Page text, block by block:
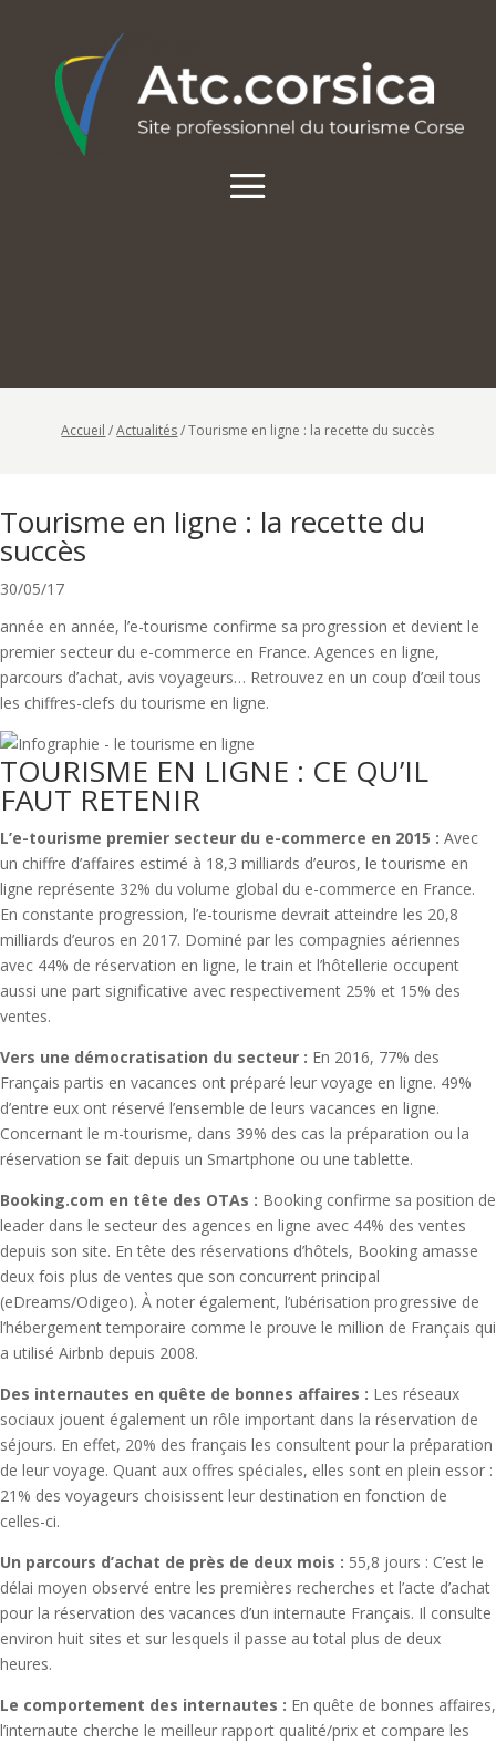
Accueil /Actualités/Tourisme en ligne : la recette du succès
Tourisme en ligne : la recette du
succès
30/05/17
année en année, l’e-tourisme confirme sa progression et devient le
premier secteur du e-commerce en France. Agences en ligne,
parcours d’achat, avis voyageurs… Retrouvez en un coup d’œil tous
les chiffres-clefs du tourisme en ligne.
TOURISME EN LIGNE : CE QU’IL
FAUT RETENIR
L’e-tourisme premier secteur du e-commerce en 2015 : Avec
un chiffre d’affaires estimé à 18,3 milliards d’euros, le tourisme en
ligne représente 32% du volume global du e-commerce en France.
En constante progression, l’e-tourisme devrait atteindre les 20,8
milliards d’euros en 2017. Dominé par les compagnies aériennes
avec 44% de réservation en ligne, le train et l’hôtellerie occupent
aussi une part significative avec respectivement 25% et 15% des
ventes.
Vers une démocratisation du secteur : En 2016, 77% des
Français partis en vacances ont préparé leur voyage en ligne. 49%
d’entre eux ont réservé l’ensemble de leurs vacances en ligne.
Concernant le m-tourisme, dans 39% des cas la préparation ou la
réservation se fait depuis un Smartphone ou une tablette.
Booking.com en tête des OTAs : Booking confirme sa position de
leader dans le secteur des agences en ligne avec 44% des ventes
depuis son site. En tête des réservations d’hôtels, Booking amasse
deux fois plus de ventes que son concurrent principal
(eDreams/Odigeo). À noter également, l’ubérisation progressive de
l’hébergement temporaire comme le prouve le million de Français qui
a utilisé Airbnb depuis 2008.
Des internautes en quête de bonnes affaires : Les réseaux
sociaux jouent également un rôle important dans la réservation de
séjours. En effet, 20% des français les consultent pour la préparation
de leur voyage. Quant aux offres spéciales, elles sont en plein essor :
21% des voyageurs choisissent leur destination en fonction de
celles-ci.
Un parcours d’achat de près de deux mois : 55,8 jours : C’est le
délai moyen observé entre les premières recherches et l’acte d’achat
pour la réservation des vacances d’un internaute Français. Il consulte
environ huit sites et sur lesquels il passe au total plus de deux
heures.
Le comportement des internautes : En quête de bonnes affaires,
l’internaute cherche le meilleur rapport qualité/prix et compare les